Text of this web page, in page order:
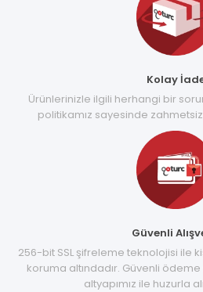
Kolay
Ürünlerinizle ilgili herhangi bir
politikamız sayesinde
Güvenli
256-bit SSL şifreleme teknolojisi ile
koruma altındadır. Güvenli
altyapımız ile huzurla